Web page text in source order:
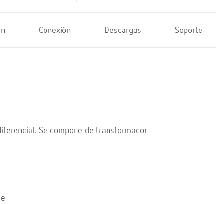
Conexión Descargas Soporte
Se compone de transformador